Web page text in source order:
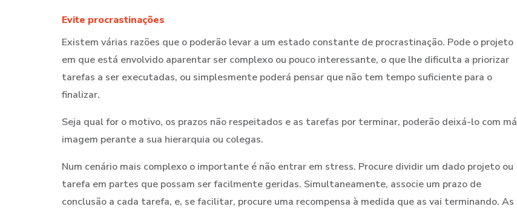
Evite procrastinações
Existem várias razões que o poderão levar a um estado constante de procrastinação. Pode o projeto
em que está envolvido aparentar ser complexo ou pouco interessante, o que lhe dificulta a priorizar
tarefas a ser executadas, ou simplesmente poderá pensar que não tem tempo suficiente para o
finalizar.
Seja qual for o motivo, os prazos não respeitados e as tarefas por terminar, poderão deixá-lo com má
imagem perante a sua hierarquia ou colegas.
Num cenário mais complexo o importante é não entrar em stress. Procure dividir um dado projeto ou
tarefa em partes que possam ser facilmente geridas. Simultaneamente, associe um prazo de
conclusão a cada tarefa, e, se facilitar, procure uma recompensa à medida que as vai terminando. As